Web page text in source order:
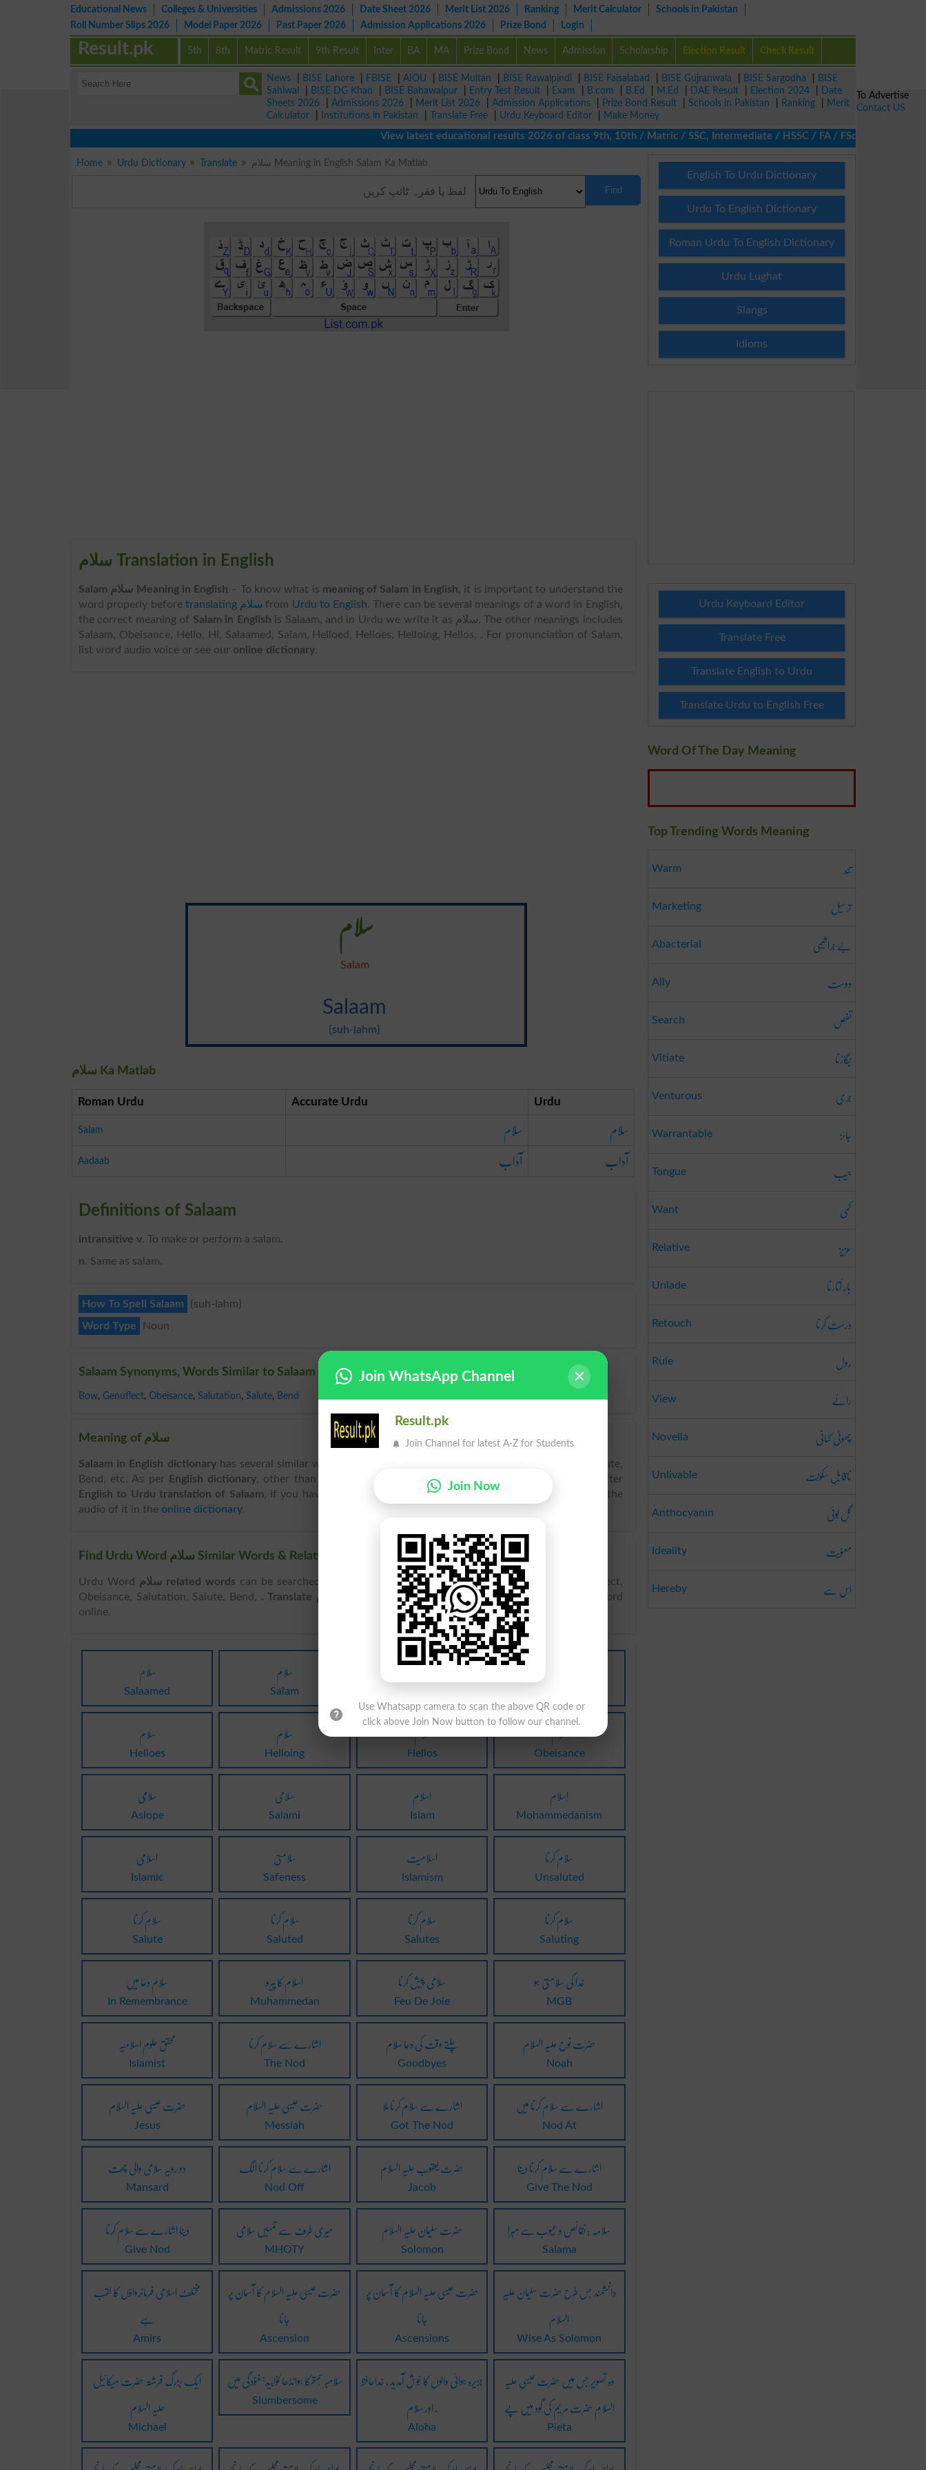
Educational News Colleges & Universities Admissions 2026 Date Sheet 2026 Merit List 2026 Ranking Merit Calculator
Schools in Pakistan
Roll Number Slips 2026
Model Paper 2026 Past Paper 2026 Admission Applications 2026 Prize Bond Login
5th 8th Matric Result 9th Result Inter BA MA Prize Bond News Admission Scholarship Election Result Check Result
Result.pk
News BISE Lahore FBISE AIOU BISE Multan BISE Rawalpindi BISE Faisalabad BISE Gujranwala BISE Sargodha
BISE
Sahiwal
BISE DG Khan BISE Bahawalpur Entry Test Result Exam B.com B.Ed M.Ed DAE Result Election 2024
Date
Sheets 2026
Admissions 2026 Merit List 2026 Admission Applications Prize Bond Result Schools in Pakistan Ranking
Merit
Calculator
Institutions in Pakistan Translate Free Urdu Keyboard Editor
Make Money
View latest educational results 2026 of class 9th, 10th / Matric / SSC, Intermediate / HSSC / FA / FSc / Inter, 5th /
Home Urdu Dictionary Translate سلام Meaning in English Salam Ka Matlab
Find
سلام Translation in English
Salam سلام Meaning in English – To know what is meaning of Salam in English, it is important to understand the
word properly before
translating سلام from Urdu to English. There can be several meanings of a word in English,
the correct meaning of Salam in English is Salaam, and in Urdu we write it as سلام. The other meanings includes
Salaam, Obeisance, Hello, Hi, Salaamed, Salam, Helloed, Helloes, Helloing, Hellos, . For pronunciation of Salam,
list word audio voice or see our online dictionary.
سلام
Salam
Salaam
{suh-lahm}
سلام Ka Matlab
Roman Urdu Accurate Urdu Urdu
Salam سلام سلام
Aadaab آداب آداب
Definitions of Salaam
intransitive v. To make or perform a salam.
n. Same as salam.
How To Spell Salaam
{suh-lahm}
Word Type
Noun
Salaam Synonyms, Words Similar to Salaam
Bow, Genuflect, Obeisance, Salutation, Salute, Bend
Meaning of سلام
Salaam in English dictionaryhas several similar words including Bow, Genuflect, Obeisance, Salutation, Salute,
Bend, etc. As per
English dictionary, other than
. Salaam is spelled as [suh-lahm]. After
English to Urdu translation of Salaam, if you have problem to pronounce it, spoke it as [suh-lahm] or hear the
audio of it in the online dictionary.
Find Urdu Word سلام Similar Words & Related words in Dictionary
Urdu Word سلام related words can be searched here online. Search سلام related words like Bow, Genuflect,
Obeisance, Salutation, Salute, Bend, .
Translate سلام Urdu to Englishand find
word
online.
سلام
Salaamed
سلام
Salam
سلام
سلام
Helloes
سلام
Helloing
سلام
Hellos
سلام
Obeisance
سلامی
Aslope
سلامی
Salami
اسلام
Islam
اِسلام
Mohammedanism
اسلامی
Islamic
سلامتی
Safeness
اسلامیت
Islamism
سلام کرنا
Unsaluted
سلام کرنا
Salute
سلام کرنا
Saluted
سلام کرنا
Salutes
سلام کرنا
Saluting
سلام دعا میں
In Remembrance
اسلام کا پیرو
Muhammedan
سلامی پیش کرنا
Feu De Joie
خدا کی سلامتی ہو
MGB
محقق علوم اسلامیہ
Islamist
اشارے سے سلام کرنا
The Nod
چلتے وقت کی دعا سلام
Goodbyes
حضرت نوح علیہ السلام
Noah
حضرت عیسی علیہ السلام
Jesus
حضرت عیسی علیہ السلام
Messiah
اشارے سے سلام کرنا ملا
Got The Nod
اشارے سے سلام کرنا میں
Nod At
دو رویہ سلامی والی چھت
Mansard
اشارے سے سلام کرنا الگ
Nod Off
حضرت یعقوب علیہ السلام
Jacob
اشارے سے سلام کرنا دینا
Give The Nod
دینا اشارے سے سلام کرنا
Give Nod
میری طرف سے تمہیں سلامی
MHOTY
حضرت سلیمان علیہ السلام
Solomon
سلامہ : نقائص و عیوب سے مبرا
Salama
مختلف اسلامی فرمانرواؤں کا لقب
ہے
Amirs
حضرت عیسی علیہ السلام کا آسمان پر
جانا
Ascension
حضرت عیسی علیہ السلام کا آسمان پر
جانا
Ascensions
دانشمند جس طرح حضرت سلیمان علیہ
السلام
Wise As Solomon
ایک بزرگ فرشتہ حضرت میکائیل
علیہ السلام
Michael
سلامبرسُمتھکا ہوانڈھالخوابیدہغنودگی میں
Slumbersome
جزیرہ ہوائی والوں کا خُوش آمدید ، خداحافظ
، اور سلام
Aloha
وہ تصویر جس میں حضرت عیسی علیہ
السلام حضرت مریم کی گود میں پے
Pieta
English To Urdu Dictionary
Urdu To English Dictionary
Roman Urdu To English Dictionary
Urdu Lughat
Slangs
Idioms
Urdu Keyboard Editor
Translate Free
Translate English to Urdu
Translate Urdu to English Free
Word Of The Day Meaning
Top Trending Words Meaning
Warm تند
Marketing ترسیل
Abacterial بے جرا ثیمی
Ally دوست
Search تفص
Vitiate بگاڑنا
Venturous جری
Warrantable جائز
Tongue جیب
Want کمی
Relative عزیز
Unlade بار اُتارنا
Retouch درست کرنا
Rule رول
View رائے
Novella چھوٹی کہانی
Unlivable ناقابلِ سکونَت
Anthocyanin گُلِ لُوئی
Ideality معنویت
Hereby اس سے
To Advertise
Contact US
Join WhatsApp Channel
Result.pk
Join Channel for latest A-Z for Students
Join Now
Use Whatsapp camera to scan the above QR code or
click above Join Now button to follow our channel.